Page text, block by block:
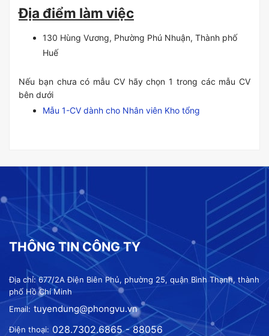
Địa điểm làm việc
130 Hùng Vương, Phường Phú Nhuận, Thành phố
Huế
Nếu bạn chưa có mẫu CV hãy chọn 1 trong các mẫu CV
bên dưới
Mẫu 1-CV dành cho Nhân viên Kho tổng
THÔNG TIN CÔNG TY
Địa chỉ: 677/2A Điện Biên Phủ, phường 25, quận Bình Thạnh, thành
phố Hồ Chí Minh
Email: tuyendung@phongvu.vn
Điện thoại: 028.7302.6865 - 88056